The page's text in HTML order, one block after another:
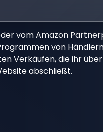
vom Amazon
von
Verkäufen, die ihr
abschließt.